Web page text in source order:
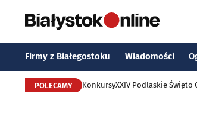
Firmy z Białegostoku Wiadomości
POLECAMY KonkursyXXIV Podlaskie Święto